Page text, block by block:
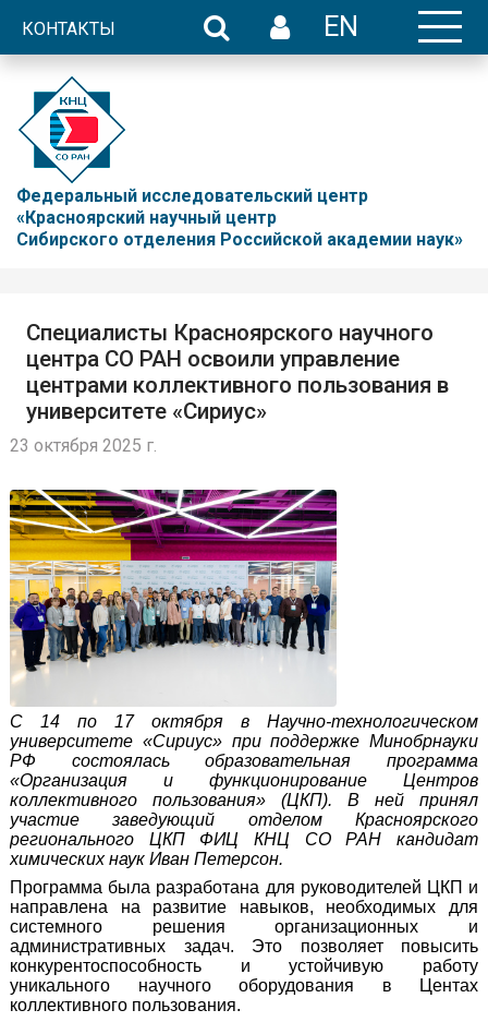
КОНТАКТЫ EN
Федеральный исследовательский центр
«Красноярский научный центр
Сибирского отделения Российской академии наук»
Специалисты Красноярского научного
центра СО РАН освоили управление
центрами коллективного пользования в
университете «Сириус»
23 октября 2025 г.
С 14 по 17 октября в Научно-технологическом
университете «Сириус» при поддержке Минобрнауки
РФ состоялась образовательная программа
«Организация и функционирование Центров
коллективного пользования» (ЦКП). В ней принял
участие заведующий отделом Красноярского
регионального ЦКП ФИЦ КНЦ СО РАН кандидат
химических наук Иван Петерсон.
Программа была разработана для руководителей ЦКП и
направлена на развитие навыков, необходимых для
системного решения организационных и
административных задач. Это позволяет повысить
конкурентоспособность и устойчивую работу
уникального научного оборудования в Центах
коллективного пользования.